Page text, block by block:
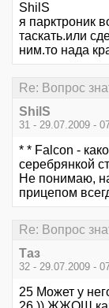
ShilS
я парктроник
таскать.или
ним.то нада
Re: Вопрос
ShilS
31 - 29.07.2009 -
* * Falcon -
серебрянкой
Не понимаю,
прицепом
Re: Вопрос
Таз
32 - 29.07.2009 -
25 Может у